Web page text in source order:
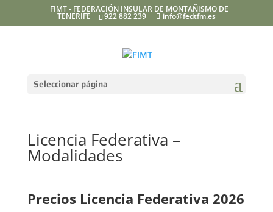
FIMT - FEDERACIÓN INSULAR DE MONTAÑISMO DE
TENERIFE 922 882 239 info@fedtfm.es
Seleccionar página
Licencia Federativa –
Modalidades
Precios Licencia Federativa 2026